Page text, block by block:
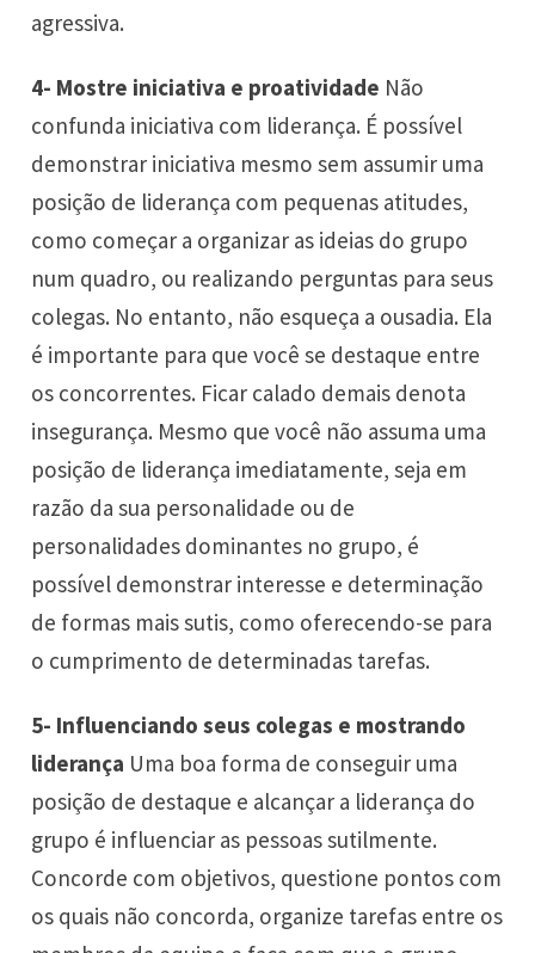
agressiva.
4- Mostre iniciativa e proatividade Não
confunda iniciativa com liderança. É possível
demonstrar iniciativa mesmo sem assumir uma
posição de liderança com pequenas atitudes,
como começar a organizar as ideias do grupo
num quadro, ou realizando perguntas para seus
colegas. No entanto, não esqueça a ousadia. Ela
é importante para que você se destaque entre
os concorrentes. Ficar calado demais denota
insegurança. Mesmo que você não assuma uma
posição de liderança imediatamente, seja em
razão da sua personalidade ou de
personalidades dominantes no grupo, é
possível demonstrar interesse e determinação
de formas mais sutis, como oferecendo-se para
o cumprimento de determinadas tarefas.
5- Influenciando seus colegas e mostrando
liderança Uma boa forma de conseguir uma
posição de destaque e alcançar a liderança do
grupo é influenciar as pessoas sutilmente.
Concorde com objetivos, questione pontos com
os quais não concorda, organize tarefas entre os